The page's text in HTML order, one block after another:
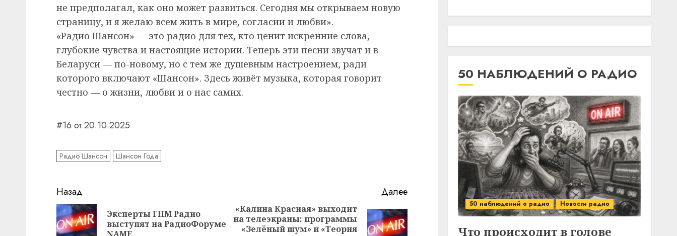
не предполагал, как оно может развиться. Сегодня мы открываем новую
страницу, и я желаю всем жить в мире, согласии и любви».
«Радио Шансон» — это радио для тех, кто ценит искренние слова,
глубокие чувства и настоящие истории. Теперь эти песни звучат и в
Беларуси — по-новому, но с тем же душевным настроением, ради
которого включают «Шансон». Здесь живёт музыка, которая говорит
честно — о жизни, любви и о нас самих.
#16 от 20.10.2025
Радио Шансон Шансон Года
Навигация
записи
Назад
Предыдущая
Эксперты ГПМ Радио
выступят на РадиоФоруме
Далее
Следующая
«Калина Красная» выходит
на телеэкраны: программы
«Зелёный шум» и «Теория
50 НАБЛЮДЕНИЙ О РАДИО
50 наблюдений о радио Новости радио
Что происходит в голове